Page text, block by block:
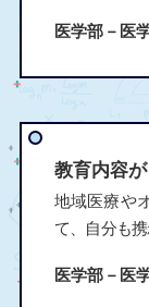
医学部－医
教育内容
地域医療や
て、自分も
医学部－医